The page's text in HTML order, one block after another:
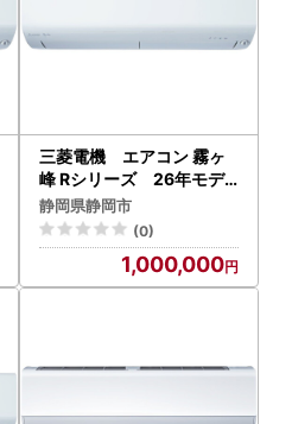
三菱電機 エアコン 霧ヶ
峰 Rシリーズ 26年モデ
ル MSZ-R2526-W （8
畳用/100V/ピュアホワイ
ト） 【標準設置工事付】
【配送不可：沖縄・離島】
静岡県静岡市
(0)
1,000,000